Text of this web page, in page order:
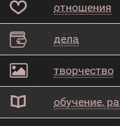
отношения
дела
творчество
обучение,